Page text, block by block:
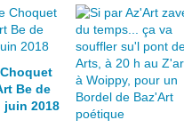
Be de
juin 2018